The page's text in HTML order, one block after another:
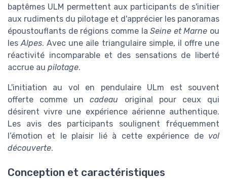
baptêmes ULM permettent aux participants de s'initier
aux rudiments du pilotage et d'apprécier les panoramas
époustouflants de régions comme laSeine et Marne ou
lesAlpes. Avec une aile triangulaire simple, il offre une
réactivité incomparable et des sensations de liberté
accrue au pilotage.
L'initiation au vol en pendulaire ULm est souvent
offerte comme uncadeau original pour ceux qui
désirent vivre une expérience aérienne authentique.
Les avis des participants soulignent fréquemment
l’émotion et le plaisir lié à cette expérience de vol
découverte.
Conception et caractéristiques